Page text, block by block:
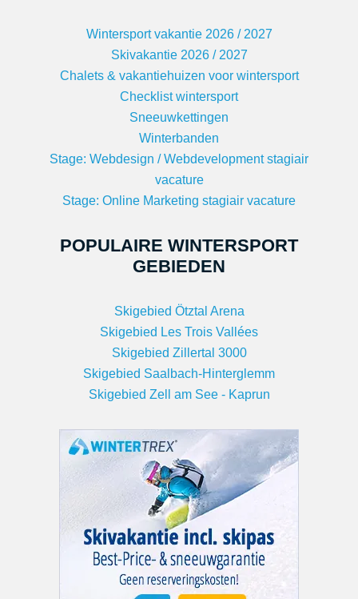
Wintersport vakantie 2026 / 2027
Skivakantie 2026 / 2027
Chalets & vakantiehuizen voor wintersport
Checklist wintersport
Sneeuwkettingen
Winterbanden
Stage: Webdesign / Webdevelopment stagiair
vacature
Stage: Online Marketing stagiair vacature
POPULAIRE WINTERSPORT
GEBIEDEN
Skigebied Ötztal Arena
Skigebied Les Trois Vallées
Skigebied Zillertal 3000
Skigebied Saalbach-Hinterglemm
Skigebied Zell am See - Kaprun